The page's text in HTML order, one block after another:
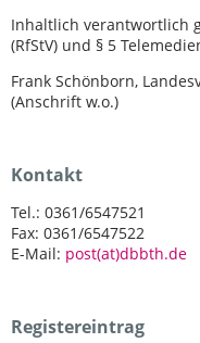
Inhaltlich verantwortlich
(RfStV) und § 5
Frank Schönborn,
(Anschrift w.o.)
Kontakt
Tel.: 0361/6547521
Fax: 0361/6547522
E-Mail: post(at)dbbth.de
Registereintrag